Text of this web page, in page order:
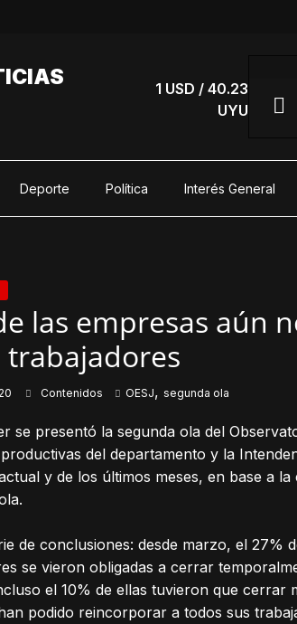
1 USD / 40.23
UYU
Deporte Política Interés General
las empresas aún
trabajadores
Contenidos OESJ,segunda ola
se presentó la segunda ola del
del departamento y la
y de los últimos meses, en base a
de conclusiones: desde marzo, el 27%
se vieron obligadas a cerrar
el 10% de ellas tuvieron que cerrar
podido reincorporar a todos sus